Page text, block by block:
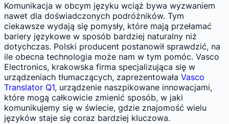
Komunikacja w obcym języku wciąż bywa wyzwaniem
nawet dla doświadczonych podróżników. Tym
ciekawsze wydają się pomysły, które mają przełamać
bariery językowe w sposób bardziej naturalny niż
dotychczas. Polski producent postanowił sprawdzić, na
ile obecna technologia może nam w tym pomóc. Vasco
Electronics, krakowska firma specjalizująca się w
urządzeniach tłumaczących, zaprezentowała Vasco
Translator Q1, urządzenie naszpikowane innowacjami,
które mogą całkowicie zmienić sposób, w jaki
komunikujemy się w świecie, gdzie znajomość wielu
języków staje się coraz bardziej kluczowa.